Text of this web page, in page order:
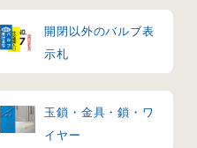
開閉以外のバルブ表
示札
玉鎖・金具・鎖・ワ
イヤー